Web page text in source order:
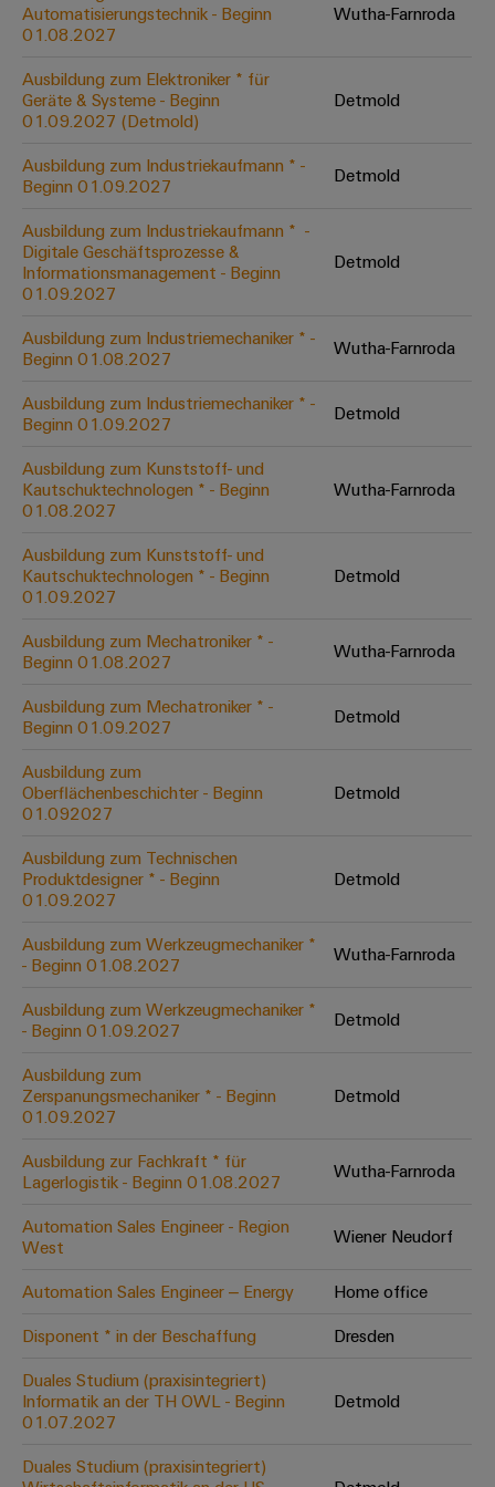
Verbindungslösungen
für
Konventionelle
Energieerzeugung
Zukunftssicherheit
für
bewährte
Maschinenbau
Lösungen
für
verschiedene
Segmente
der
und
Fabrikautomation
Öl
&
Sicherer
Betrieb
mit
Lösungen
für
Prozessindustrie
Mehr
Ressourceneffizienz
durch
Schaltschrankbau
Lösungen
die
Herausforderungen
Schaltschrankbau
Moderne
und
digitale
für
klimafreundliche
im
Schiffbau
Verbindungslösungen
die
maritime
Industrie
Wasseraufbereitung
Systeme
Lösungen
Dezentrale
Automatisierung
Lösungen
IIoT
&
Automation
Software
Industrial
Industrial
Automation
Industrial
IoT
Industrial
Security
Industrial
Service
Platform
easyConnect
Regler
Gerätehersteller
Leiterplattensteckverbinder
&
PCB
Services
Equipment
(OEM)
Elektronikgehäuse
Blitz-
und
Überspannungsschutz
PV
Feldbusverteiler
Automatisierung
&
Software
I/O-
Systeme
Industrial
Ethernet
Touch-
Panels
Engineering-
Visualisierungstools
Energiemessung
und
Smart
Metering
Weidmüller
AI
Access
&
Services
Industrial
Platform
easyConnect
Werkstatt
&
Technischer
Support
Umweltbezogene
Produktkonformität
Engineering
Daten
Technische
Produktkataloge
Reparatur
und
Ersatzteile
Trainings
Webinare
PSIRT
Digitale
Bestellmöglichkeiten
eShop
OCI-
EDI-
Schnittstelle
ALLE
SERVICES
Pressekontakt
Unsere
IIoT
and
Partner
Netzwerk
IIoT
Automation
Solution
finden
Solution
Partner
-
Systemintegratoren
Messen
&
Globale
Messen
&
Events
Offene
Ausbildungs-
und
Studienplätze
Aktuelle
Termine
Workshops
für
Schulklassen
Stellenbörse
Entwicklung
Karriere auf
neues
Distribution
Automatisierungstechnik - Beginn
01.08.2027
Wutha-Farnroda
Ausbildung zum Elektroniker * für
Geräte & Systeme - Beginn
01.09.2027 (Detmold)
Detmold
Ausbildung zum Industriekaufmann * -
Beginn 01.09.2027
Detmold
Ausbildung zum Industriekaufmann * ​ -
Digitale Geschäftsprozesse &
Informationsmanagement - Beginn
01.09.2027
Detmold
Ausbildung zum Industriemechaniker * -
Beginn 01.08.2027
Wutha-Farnroda
Ausbildung zum Industriemechaniker * -
Beginn 01.09.2027
Detmold
Ausbildung zum Kunststoff- und
Kautschuktechnologen * - Beginn
01.08.2027
Wutha-Farnroda
Ausbildung zum Kunststoff- und
Kautschuktechnologen * - Beginn
01.09.2027
Detmold
Ausbildung zum Mechatroniker * -
Beginn 01.08.2027
Wutha-Farnroda
Ausbildung zum Mechatroniker * -
Beginn 01.09.2027
Detmold
Ausbildung zum
Oberflächenbeschichter - Beginn
01.092027
Detmold
Ausbildung zum Technischen
Produktdesigner * - Beginn
01.09.2027
Detmold
Ausbildung zum Werkzeugmechaniker *
- Beginn 01.08.2027
Wutha-Farnroda
Ausbildung zum Werkzeugmechaniker *
- Beginn 01.09.2027
Detmold
Ausbildung zum
Zerspanungsmechaniker * - Beginn
01.09.2027
Detmold
Ausbildung zur Fachkraft * für
Lagerlogistik - Beginn 01.08.2027
Wutha-Farnroda
Automation Sales Engineer - Region
West
Wiener Neudorf
Automation Sales Engineer – Energy
Home office
Disponent * in der Beschaffung
Dresden
Duales Studium (praxisintegriert)
Informatik an der TH OWL - Beginn
01.07.2027
Detmold
Duales Studium (praxisintegriert)